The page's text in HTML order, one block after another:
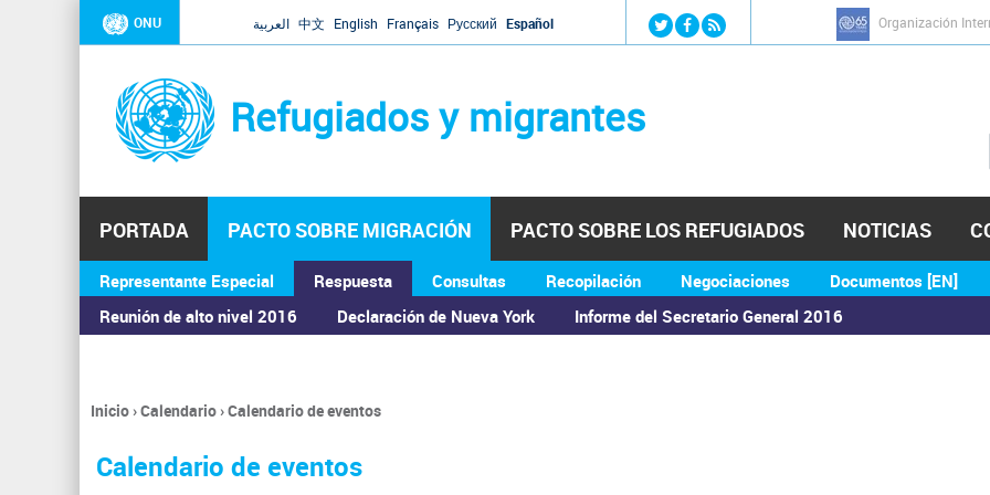
Jump to navigation
ONU العربية 中文 English Français Русский Español Organización
Refugiados y migrantes
PORTADA PACTO SOBRE MIGRACIÓN
Representante Especial
Respuesta
Reunión de alto nivel 2016
Declaración de Nueva York Informe del Secretario General 2016
Consultas Recopilación Negociaciones Documentos [EN]
PACTO SOBRE LOS REFUGIADOS NOTICIAS
ASAMBLEA GENERAL
Se
encuentra
usted
Inicio›Calendario›Calendario de eventos
Calendario de eventos